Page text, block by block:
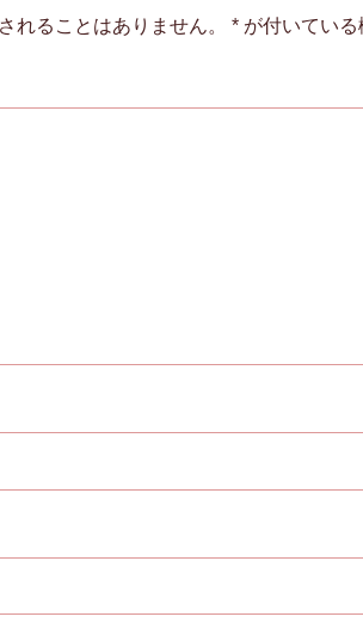
れることはありません。 * が付いてい